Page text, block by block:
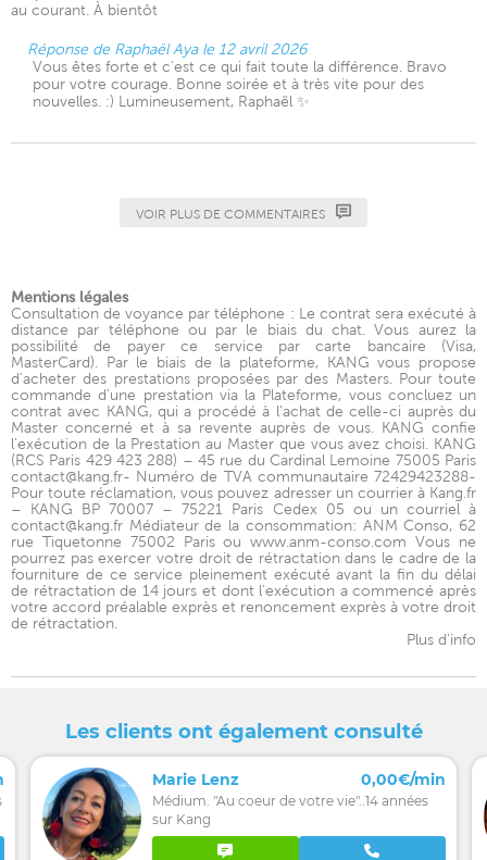
au courant. À bientôt
Réponse de Raphaël Aya le 12 avril 2026
Vous êtes forte et c'est ce qui fait toute la différence. Bravo
pour votre courage. Bonne soirée et à très vite pour des
nouvelles. :) Lumineusement, Raphaël ✨
VOIR PLUS DE COMMENTAIRES
Mentions légales
Consultation de voyance par téléphone : Le contrat sera exécuté à
distance par téléphone ou par le biais du chat. Vous aurez la
possibilité de payer ce service par carte bancaire (Visa,
MasterCard). Par le biais de la plateforme, KANG vous propose
d'acheter des prestations proposées par des Masters. Pour toute
commande d'une prestation via la Plateforme, vous concluez un
contrat avec KANG, qui a procédé à l'achat de celle-ci auprès du
Master concerné et à sa revente auprès de vous. KANG confie
l'exécution de la Prestation au Master que vous avez choisi. KANG
(RCS Paris 429 423 288) – 45 rue du Cardinal Lemoine 75005 Paris
contact@kang.fr- Numéro de TVA communautaire 72429423288-
Pour toute réclamation, vous pouvez adresser un courrier à Kang.fr
– KANG BP 70007 – 75221 Paris Cedex 05 ou un courriel à
contact@kang.fr Médiateur de la consommation: ANM Conso, 62
rue Tiquetonne 75002 Paris ou www.anm-conso.com Vous ne
pourrez pas exercer votre droit de rétractation dans le cadre de la
fourniture de ce service pleinement exécuté avant la fin du délai
de rétractation de 14 jours et dont l’exécution a commencé après
votre accord préalable exprès et renoncement exprès à votre droit
de rétractation.
Plus d'info
Les clients ont également consulté
Marie Lenz 0,00€/min
Médium. "Au coeur de votre vie"..14 années
sur Kang